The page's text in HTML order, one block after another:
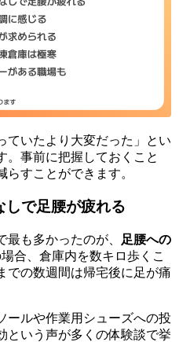
ていたより大変だった」とい
。事前に把握しておくこと
すことができます。
しで足腰が疲れる
最も多かったのが、
足腰への
合、倉庫内を数キロ歩くこ
での数週間は帰宅後に足が痛
ールや作業用シューズへの投
という声が多くの体験談で挙